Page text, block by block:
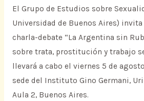
El Grupo de Estudios sobre
Universidad de Buenos Aires)
charla-debate “La Argentina sin
sobre trata, prostitución y trabajo
llevará a cabo el viernes 5 de
sede del Instituto Gino Germani,
Aula 2, Buenos Aires.